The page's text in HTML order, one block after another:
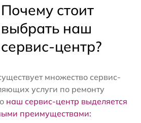
Почему стоит
выбрать наш
сервис-центр?
множество сервис-
услуги по ремонту
наш сервис-центр выделяется
преимуществами: